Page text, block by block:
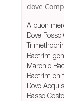
dove
A buon
Dove
Bactrim
Marchio
Bactrim en
Dove
Basso